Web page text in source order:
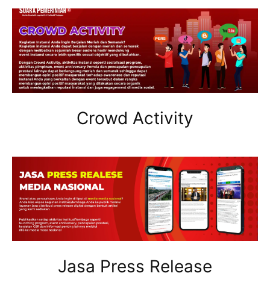
Crowd Activity
Jasa Press Release